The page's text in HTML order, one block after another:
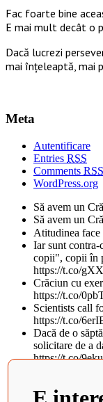
Fac foarte bine
E mai mult decât o
Dacă lucrezi
mai înțeleaptă, mai
Meta
Autentificare
Entries RSS
Comments RSS
WordPress.org
Să avem un
Să avem un
Atitudinea
Iar sunt contra-
copii", copii în
https://t.co/
Crăciun cu
https://t.co/
Scientists call
https://t.co/
Dacă de o
solicitare de a
https://t.co/
https://t.co/